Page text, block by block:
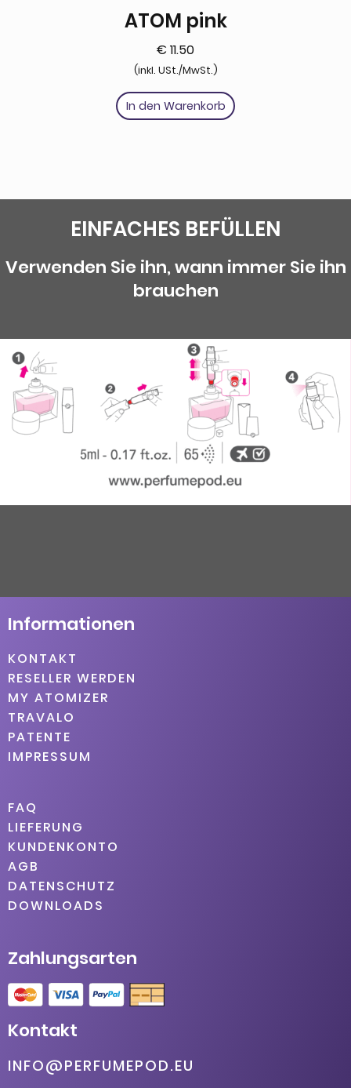
ATOM pink
€ 11.50
(inkl. USt./MwSt.)
In den Warenkorb
EINFACHES BEFÜLLEN
Verwenden Sie ihn, wann immer Sie ihn
brauchen
Informationen
KONTAKT
RESELLER WERDEN
MY ATOMIZER
TRAVALO
PATENTE
IMPRESSUM
FAQ
LIEFERUNG
KUNDENKONTO
AGB
DATENSCHUTZ
DOWNLOADS
Zahlungsarten
Kontakt
INFO@PERFUMEPOD.EU